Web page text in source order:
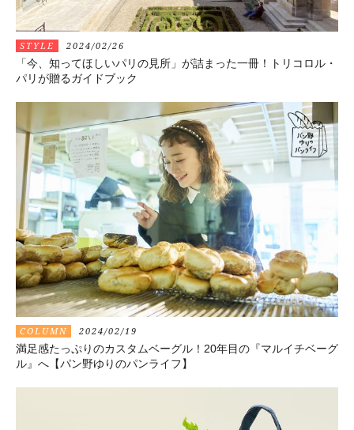
STYLE 2024/02/26
「今、知ってほしいパリの見所」が詰まった一冊！トリコロル・
パリが贈るガイドブック
COLUMN 2024/02/19
満足感たっぷりのカスタムベーグル！20年目の『マルイチベーグ
ル』へ【パン野ゆりのパンライフ】